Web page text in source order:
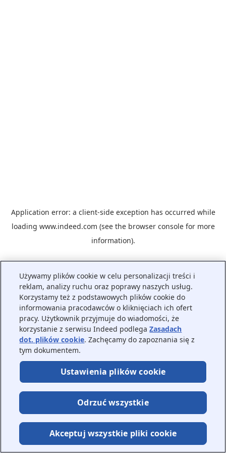
Application error: a client-side exception has occurred while
loading www.indeed.com (see the browser consolefor more
information).
Używamy plików cookie w celu personalizacji treści i
reklam, analizy ruchu oraz poprawy naszych usług.
Korzystamy też z podstawowych plików cookie do
informowania pracodawców o kliknięciach ich ofert
pracy. Użytkownik przyjmuje do wiadomości, że
korzystanie z serwisu Indeed podlegaZasadach
dot. plików cookie. Zachęcamy do zapoznania się z
tym dokumentem.
Ustawienia plików cookie
Odrzuć wszystkie
Akceptuj wszystkie pliki cookie